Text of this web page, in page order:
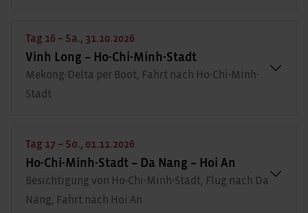
Tag 16 – Sa., 31.10.2026
Vinh Long – Ho-Chi-Minh-Stadt
Mekong-Delta per Boot, Fahrt nach Ho-Chi-Minh-
Stadt
Tag 17 – So., 01.11.2026
Ho-Chi-Minh-Stadt – Da Nang – Hoi An
Besichtigung von Ho-Chi-Minh-Stadt, Flug nach Da
Nang, Fahrt nach Hoi An